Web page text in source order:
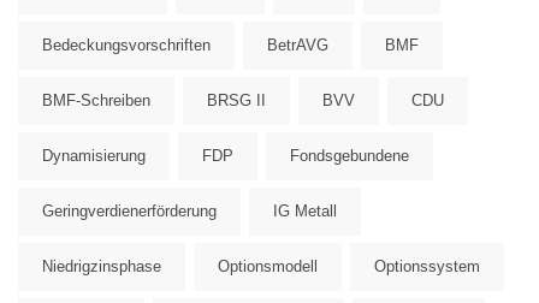
Bedeckungsvorschriften BetrAVG BMF
BMF-Schreiben BRSG II BVV CDU
Dynamisierung FDP Fondsgebundene
Geringverdienerförderung IG Metall
Niedrigzinsphase Optionsmodell Optionssystem